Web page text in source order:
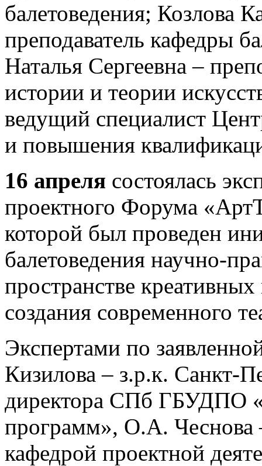
балетоведения; Козлова
преподаватель кафедры
Наталья Сергеевна –
истории и теории
ведущий специалист
и повышения
16 апреля состоялась
проектного Форума
которой был проведен
балетоведения научно-
пространстве
создания современного
Экспертами по
Кизилова – з.р.к. Санкт-
директора СПб ГБУДПО
программ», О.А. Чеснова
кафедрой проектной